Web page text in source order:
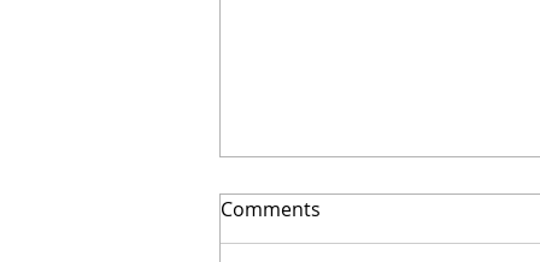
El secreto para ahorrar
Comments